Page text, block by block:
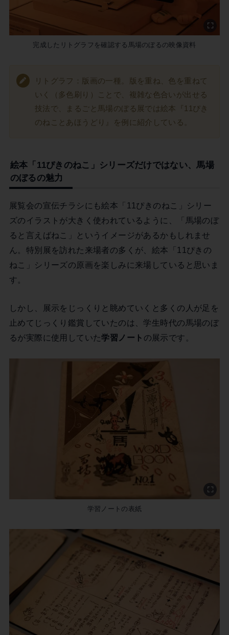
完成したリトグラフを確認する馬場のぼるの映像資料
リトグラフ：版画の一種。版を重ね、色を重ねて
いく（多色刷り）ことで、複雑な色合いが出せる
技法で、まるごと馬場のぼる展では絵本『11ぴき
のねことあほうどり』を例に紹介している。
絵本「11ぴきのねこ」シリーズだけではない、馬場
のぼるの魅力
展覧会の宣伝チラシにも絵本「11ぴきのねこ」シリー
ズのイラストが大きく使われているように、「馬場のぼ
ると言えばねこ」というイメージがあるかもしれませ
ん。特別展を訪れた来場者の多くが、絵本「11ぴきの
ねこ」シリーズの原画を楽しみに来場していると思いま
す。
しかし、展示をじっくりと眺めていくと多くの人が足を
止めてじっくり鑑賞していたのは、学生時代の馬場のぼ
るが実際に使用していた学習ノート の展示です。
学習ノートの表紙